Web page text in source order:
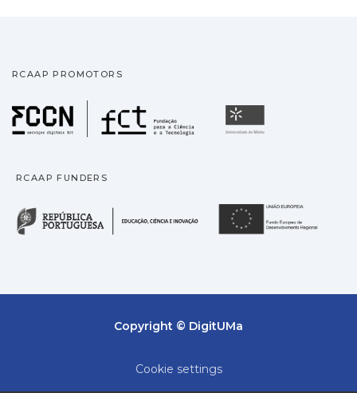
RCAAP PROMOTORS
Fundação para a
RCAAP FUNDERS
República Portuguesa
Copyright © DigitUMa
Cookie settings